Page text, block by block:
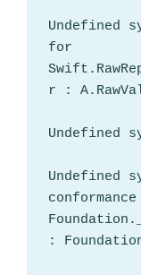
Undefined
for
r :
Undefined
Undefined
: